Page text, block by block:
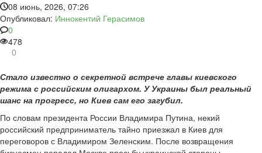
08 июнь, 2026, 07:26
Опубликовал: Иннокентий Герасимов
0
478
0
Стало известно о секретной встрече главы киевского
режима с российским олигархом. У Украины был реальный
шанс на прогресс, но Киев сам его загубил.
По словам президента России Владимира Путина, некий
российский предприниматель тайно приезжал в Киев для
переговоров с Владимиром Зеленским. После возвращения